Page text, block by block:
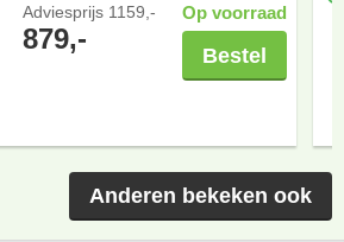
Adviesprijs 1159,-
879,-
Op voorraad
Bestel
Anderen bekeken ook